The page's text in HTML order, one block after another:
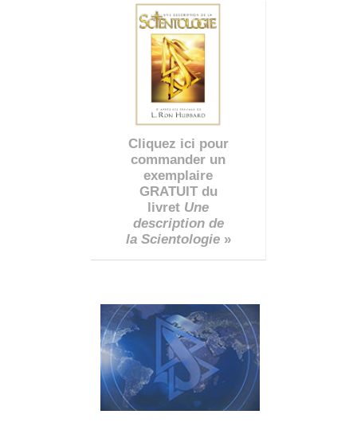
Cliquez ici pour
commander un
exemplaire
GRATUIT du
livret Une
description de
la Scientologie»